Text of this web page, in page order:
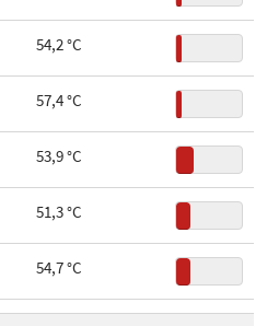
850 gram
4 pins
Fluid Dynamic Bearing
Blauw
54,2 °C
57,4 °C
53,9 °C
51,3 °C
54,7 °C